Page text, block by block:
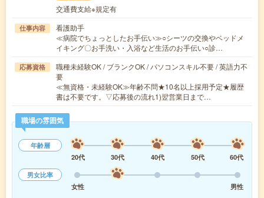
交通費支給※規定有
仕事内容
看護助手
≪病院でちょっとしたお手伝い≫○シーツの交換やベッドメ
イキング〇お手洗い・入浴など生活のお手伝い○診…
応募資格
職種未経験OK / ブランクOK / パソコンスキル不要 / 英語力不
要
≪無資格・未経験OK≫年齢不問★10名以上採用予定★履歴
書は不要です。▽応募後の流れ1)翌営業日まで…
職場の雰囲気
年齢層
20代
30代 40代 50代
60代
男女比率
女性
男性